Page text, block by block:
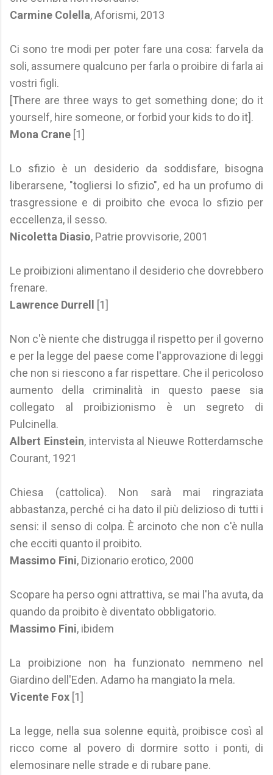
Carmine Colella, Aforismi, 2013
Ci sono tre modi per poter fare una cosa: farvela da
soli, assumere qualcuno per farla o proibire di farla ai
vostri figli.
[There are three ways to get something done; do it
yourself, hire someone, or forbid your kids to do it].
Mona Crane [1]
Lo sfizio è un desiderio da soddisfare, bisogna
liberarsene, "togliersi lo sfizio", ed ha un profumo di
trasgressione e di proibito che evoca lo sfizio per
eccellenza, il sesso.
Nicoletta Diasio, Patrie provvisorie, 2001
Le proibizioni alimentano il desiderio che dovrebbero
frenare.
Lawrence Durrell
[1]
Non c'è niente che distrugga il rispetto per il governo
e per la legge del paese come l'approvazione di leggi
che non si riescono a far rispettare. Che il pericoloso
aumento della criminalità in questo paese sia
collegato al proibizionismo è un segreto di
Pulcinella.
Albert Einstein, intervista al Nieuwe Rotterdamsche
Courant, 1921
Chiesa (cattolica). Non sarà mai ringraziata
abbastanza, perché ci ha dato il più delizioso di tutti i
sensi: il senso di colpa. È arcinoto che non c'è nulla
che ecciti quanto il proibito.
Massimo Fini, Dizionario erotico, 2000
Scopare ha perso ogni attrattiva, se mai l'ha avuta, da
quando da proibito è diventato obbligatorio.
Massimo Fini, ibidem
La proibizione non ha funzionato nemmeno nel
Giardino dell'Eden. Adamo ha mangiato la mela.
Vicente Fox [1]
La legge, nella sua solenne equità, proibisce così al
ricco come al povero di dormire sotto i ponti, di
elemosinare nelle strade e di rubare pane.